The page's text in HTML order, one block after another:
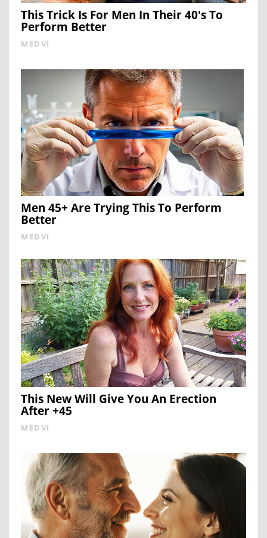
This Trick Is For Men In Their 40's To
Perform Better
MEDVI
Men 45+ Are Trying This To Perform
Better
MEDVI
This New Will Give You An Erection
After +45
MEDVI